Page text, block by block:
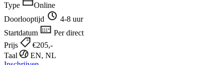
Type
Online
Doorlooptijd
4-8 uur
Startdatum
Per direct
Prijs
€205,-
Taal
EN, NL